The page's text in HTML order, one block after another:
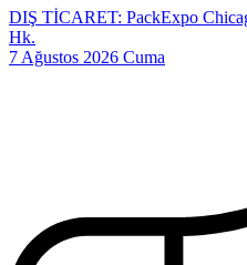
DIŞ TİCARET: PackExpo
Hk.
7 Ağustos 2026 Cuma